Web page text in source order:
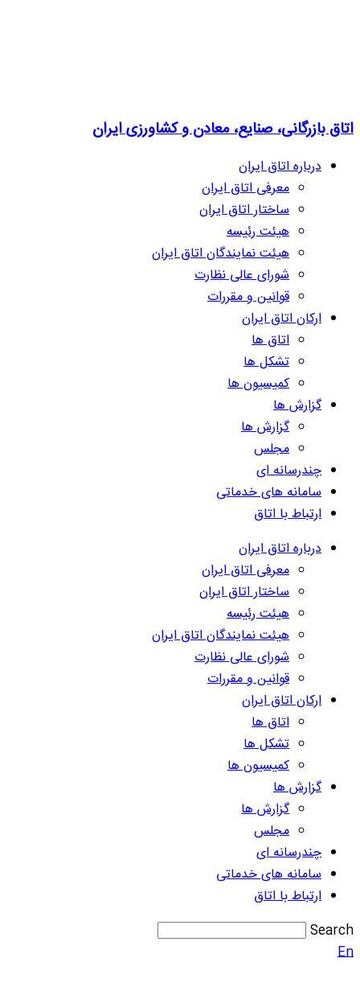
اتاق بازرگانی، صنایع، معادن و کشاورزی ایران
درباره اتاق ایران
معرفی اتاق ایران
ساختار اتاق ایران
هیئت رئیسه
هیئت نمایندگان اتاق ایران
شورای عالی نظارت
قوانین و مقررات
ارکان اتاق ایران
اتاق ها
تشکل ها
کمیسیون ها
گزارش ها
گزارش ها
مجلس
چندرسانه ای
سامانه های خدماتی
ارتباط با اتاق
درباره اتاق ایران
معرفی اتاق ایران
ساختار اتاق ایران
هیئت رئیسه
هیئت نمایندگان اتاق ایران
شورای عالی نظارت
قوانین و مقررات
ارکان اتاق ایران
اتاق ها
تشکل ها
کمیسیون ها
گزارش ها
گزارش ها
مجلس
چندرسانه ای
سامانه های خدماتی
ارتباط با اتاق
Search
En